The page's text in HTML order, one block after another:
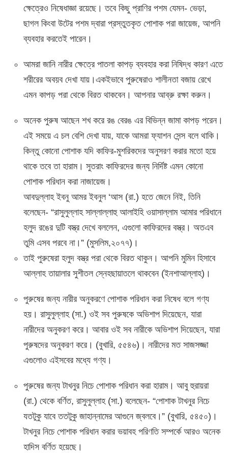
ক্ষেত্রেও নিষেধাজ্ঞা রয়েছে। তবে কিছু প্রাণির পশম যেমন- ভেড়া,
ছাগল কিংবা উটের পশম দ্বারা প্রস্তুতকৃত পোশাক পরা জায়েজ, আপনি
ব্যবহার করতেই পারেন।
আমরা জানি নারীর ক্ষেত্রে পাতলা কাপড় ব্যবহার করা নিষিদ্ধ কারণ এতে
শরীরের অবয়ব দেখা যায়।একইভাবে পুরুষেরাও শালীনতা বজায় রেখে
এমন কাপড় পরা থেকে বিরত থাকবেন। আপনার আব্রু রক্ষা করুন।
অনেক পুরুষ আছেন শখ করে রঙ বেরঙ এর বিভিন্ন জামা কাপড় পরেন।
এই সময়ে এ চল বেশি দেখা যায়, যাকে আমরা ফ্যাশন সেন্স বলে থাকি।
কিন্তু কোনো পোশাক যদি কাফির-মুশরিকদের অনুসরণ করার মতো হয়ে
থাকে তবে তা হারাম। সুতরাং কাফিরদের জন্য নির্দিষ্ট এমন কোনো
পোশাক পরিধান করা নাজায়েজ।
আবদুল্লাহ ইবনু আমর ইবনুল ‘আস (রা.) হতে জেনে নিই, তিনি
বলেছেন- “রাসুলুল্লাহ সাল্লাল্লাহু আলাইহি ওয়াসাল্লাম আমার পরিধানে
হলুদ রঙের দুটি বস্ত্র দেখে বললেন, এগুলো কাফিরদের বস্ত্র। অতএব
তুমি এসব পরবে না।” (মুসলিম,২০৭৭)।
তাই পুরুষেরা হলুদ বস্ত্র পরা থেকে বিরত থাকুন। আপনি মুমিন হিসাবে
আল্লাহ তায়ালার সুশীতল স্নেহছায়াতলে থাকবেন (ইনশাআল্লাহ)।
পুরুষের জন্য নারীর অনুকরণে পোশাক পরিধান করা নিষেধ বলে গণ্য
হয়। রাসুলুল্লাহ (সা.) ওই সব পুরুষকে অভিশাপ দিয়েছেন, যারা
নারীদের অনুকরণ করে। আবার ওই সব নারীকে অভিশাপ দিয়েছেন, যারা
পুরুষদের অনুকরণ করে। (বুখারি, ৫৫৪৬)। নারীদের মত সাজসজ্জা
এগুলোও এইসবের মধ্যে গণ্য।
পুরুষের জন্য টাখনুর নিচে পোশাক পরিধান করা হারাম। আবু হুরায়রা
(রা.) থেকে বর্ণিত, রাসুলুল্লাহ (সা.) বলেছেন- “পোশাক টাখনুর নিচে
যতটুকু যাবে ততটুকু জাহান্নামের আগুনে জ্বলবে।” (বুখারি, ৫৪৫০)।
টাখনুর নিচে পোশাক পরিধান করার ভয়াবহ পরিণতি সম্পর্কে আরও অনেক
হাদিস বর্ণিত হয়েছে।